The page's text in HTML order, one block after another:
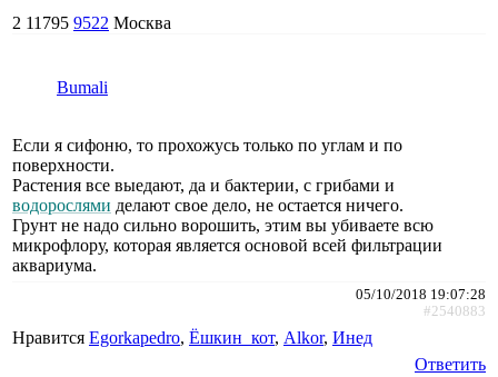
2 11795 9522 Москва
Bumali
Если я сифоню, то прохожусь только по углам и по
поверхности.
Растения все выедают, да и бактерии, с грибами и
водорослями делают свое дело, не остается ничего.
Грунт не надо сильно ворошить, этим вы убиваете всю
микрофлору, которая является основой всей фильтрации
аквариума.
05/10/2018 19:07:28
#2540883
Нравится Egorkapedro, Ёшкин_кот, Alkor, Инед
Ответить